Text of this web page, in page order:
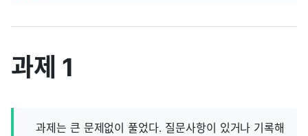
과제 1
과제는 큰 문제없이 풀었다. 질문사항이 있거나 기록해